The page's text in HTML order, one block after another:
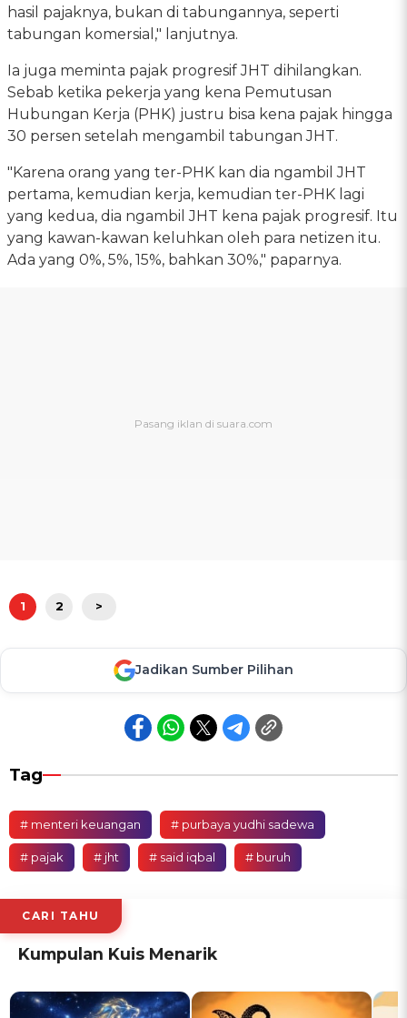
hasil pajaknya, bukan di tabungannya, seperti
tabungan komersial," lanjutnya.
Ia juga meminta pajak progresif JHT dihilangkan.
Sebab ketika pekerja yang kena Pemutusan
Hubungan Kerja (PHK) justru bisa kena pajak hingga
30 persen setelah mengambil tabungan JHT.
"Karena orang yang ter-PHK kan dia ngambil JHT
pertama, kemudian kerja, kemudian ter-PHK lagi
yang kedua, dia ngambil JHT kena pajak progresif. Itu
yang kawan-kawan keluhkan oleh para netizen itu.
Ada yang 0%, 5%, 15%, bahkan 30%," paparnya.
1 2 >
Jadikan Sumber Pilihan
Tag
# menteri keuangan # purbaya yudhi sadewa
# pajak # jht # said iqbal # buruh
CARI TAHU
Kumpulan Kuis Menarik